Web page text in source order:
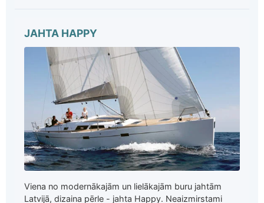
JAHTA HAPPY
Viena no modernākajām un lielākajām buru jahtām
Latvijā, dizaina pērle - jahta Happy. Neaizmirstami